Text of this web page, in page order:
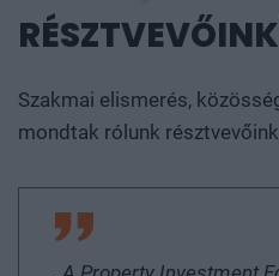
Szakmai elismerés,
mondtak rólunk